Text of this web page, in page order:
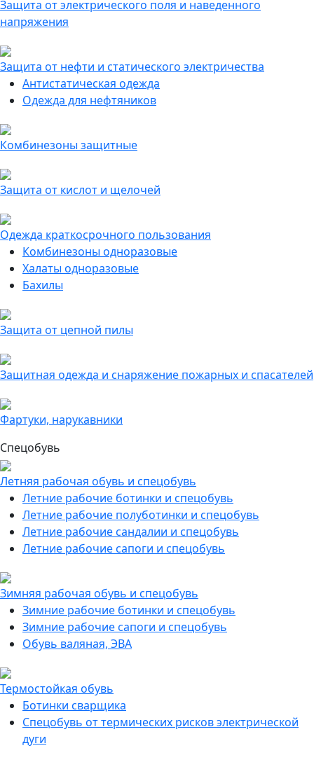
Защита от электрического поля и наведенного
напряжения
Защита от нефти и статического электричества
Антистатическая одежда
Одежда для нефтяников
Комбинезоны защитные
Защита от кислот и щелочей
Одежда краткосрочного пользования
Комбинезоны одноразовые
Халаты одноразовые
Бахилы
Защита от цепной пилы
Защитная одежда и снаряжение пожарных и спасателей
Фартуки, нарукавники
Спецобувь
Летняя рабочая обувь и спецобувь
Летние рабочие ботинки и спецобувь
Летние рабочие полуботинки и спецобувь
Летние рабочие сандалии и спецобувь
Летние рабочие сапоги и спецобувь
Зимняя рабочая обувь и спецобувь
Зимние рабочие ботинки и спецобувь
Зимние рабочие сапоги и спецобувь
Обувь валяная, ЭВА
Термостойкая обувь
Ботинки сварщика
Спецобувь от термических рисков электрической
дуги